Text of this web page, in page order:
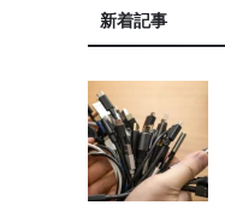
新着記事